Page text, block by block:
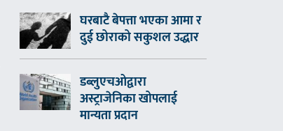
घरबाटै बेपत्ता भएका आमा र
दुई छोराको सकुशल उद्धार
डब्लुएचओद्वारा
अस्ट्राजेनिका खोपलाई
मान्यता प्रदान